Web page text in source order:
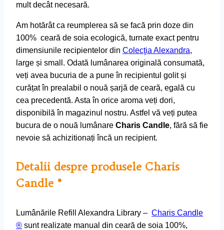
mult decât necesară.
Am hotărât ca reumplerea să se facă prin doze din
100% ceară de soia ecologică, turnate exact pentru
dimensiunile recipientelor din Colecţia Alexandra,
large și small. Odată lumânarea originală consumată,
veți avea bucuria de a pune în recipientul golit și
curățat în prealabil o nouă șarjă de ceară, egală cu
cea precedentă. Asta în orice aroma veți dori,
disponibilă în magazinul nostru. Astfel vă veți putea
bucura de o nouă lumânare Charis Candle, fără să fie
nevoie să achizitionați încă un recipient.
Detalii despre produsele Charis
Candle ®
Lumânările Refill Alexandra Library – Charis Candle
® sunt realizate manual din ceară de soia 100%,